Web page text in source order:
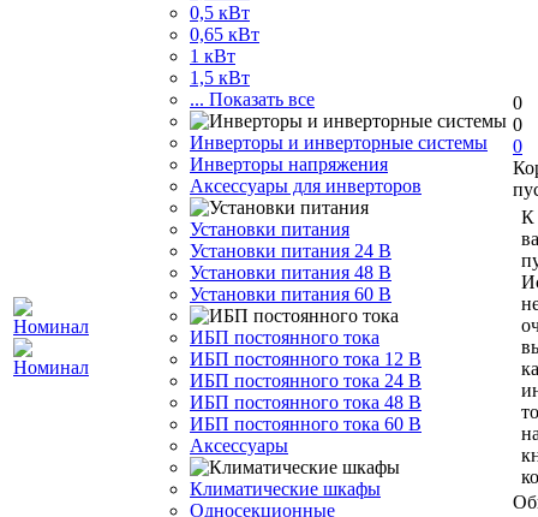
0,5 кВт
0,65 кВт
1 кВт
1,5 кВт
... Показать все
Инверторы и инверторные системы
Инверторы напряжения
Аксессуары для инверторов
Установки питания
Установки питания 24 В
Установки питания 48 В
Установки питания 60 В
ИБП постоянного тока
ИБП постоянного тока 12 В
ИБП постоянного тока 24 В
ИБП постоянного тока 48 В
ИБП постоянного тока 60 В
Аксессуары
Климатические шкафы
Односекционные
0
0
0
К